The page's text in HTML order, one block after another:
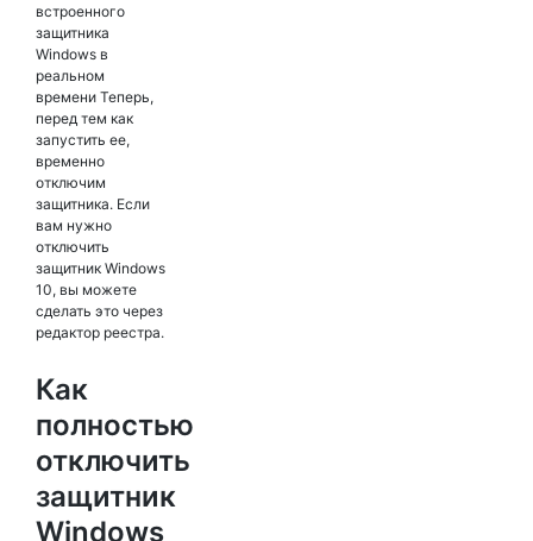
встроенного
защитника
Windows в
реальном
времени Теперь,
перед тем как
запустить ее,
временно
отключим
защитника. Если
вам нужно
отключить
защитник Windows
10, вы можете
сделать это через
редактор реестра.
Как
полностью
отключить
защитник
Windows